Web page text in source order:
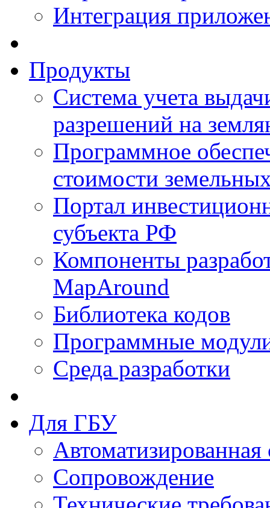
Интеграция
Продукты
Система учета
разрешений на
Программное
стоимости
Портал
субъекта РФ
Компоненты
MapAround
Библиотека кодов
Программные
Среда разработки
Для ГБУ
Сопровождение